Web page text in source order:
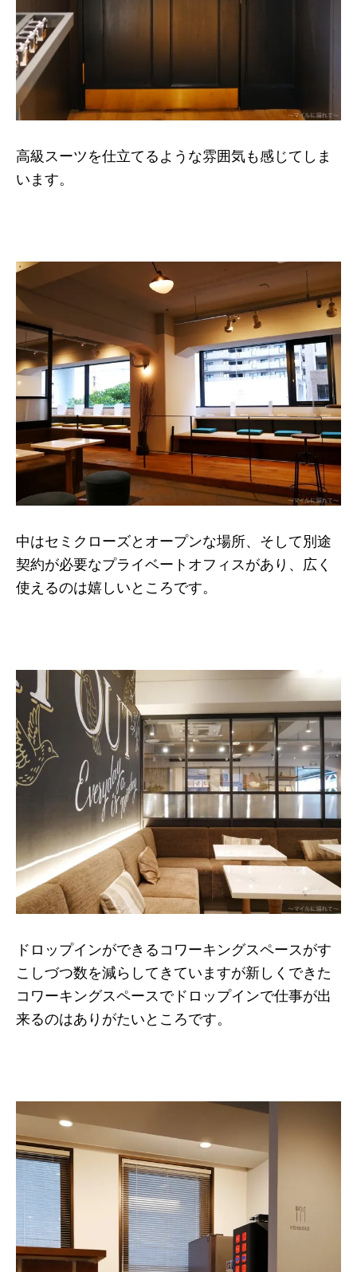
高級スーツを仕立てるような雰囲気も感じてしま
います。
中はセミクローズとオープンな場所、そして別途
契約が必要なプライベートオフィスがあり、広く
使えるのは嬉しいところです。
ドロップインができるコワーキングスペースがす
こしづつ数を減らしてきていますが新しくできた
コワーキングスペースでドロップインで仕事が出
来るのはありがたいところです。